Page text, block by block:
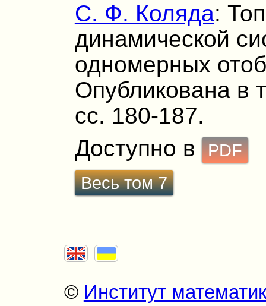
С. Ф. Коляда:
динамической
одномерных
Опубликована в
сс. 180-187.
Доступно в
PDF
Весь том 7
© Институт